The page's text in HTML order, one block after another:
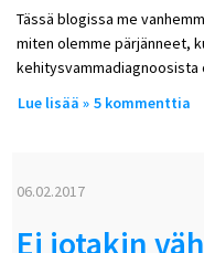
Tässä blogissa me
miten olemme pärjänneet,
kehitysvammadiagnoosista
Lue lisää about Suuren
5 kommenttia
06.02.2017
Ei jotakin